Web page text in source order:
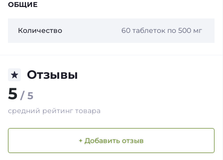
ОБЩИЕ
Количество 60 таблеток по 500 мг
Отзывы
5 / 5
средний рейтинг товара
+ Добавить отзыв